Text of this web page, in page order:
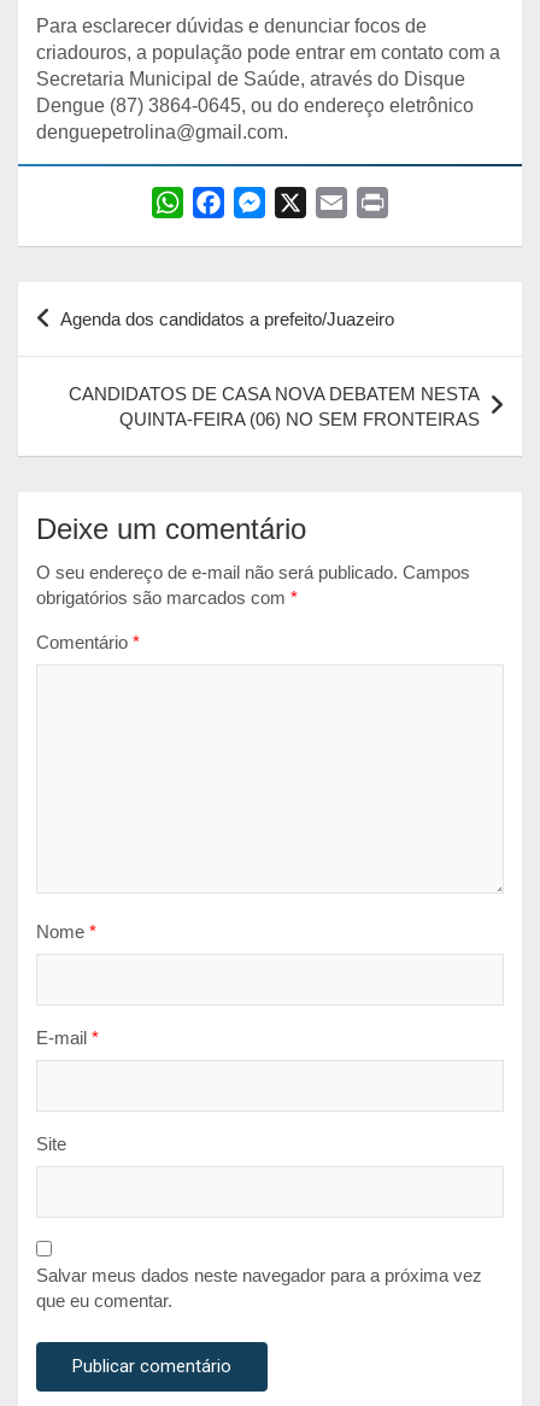
Para esclarecer dúvidas e denunciar focos de
criadouros, a população pode entrar em contato com a
Secretaria Municipal de Saúde, através do Disque
Dengue (87) 3864-0645, ou do endereço eletrônico
denguepetrolina@gmail.com.
W
s
A
p
p
b
o
o
k
e
n
g
e
r
l
t
Navegação
Agenda dos candidatos a prefeito/Juazeiro
CANDIDATOS DE CASA NOVA DEBATEM NESTA
QUINTA-FEIRA (06) NO SEM FRONTEIRAS
Deixe um comentário
O seu endereço de e-mail não será publicado. Campos
obrigatórios são marcados com *
Comentário *
Nome *
E-mail *
Site
Salvar meus dados neste navegador para a próxima vez
que eu comentar.